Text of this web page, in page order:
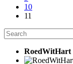
10
11
RoedWitHart